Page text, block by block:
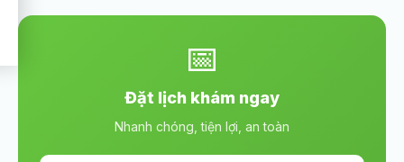
📅
Đặt lịch khám ngay
Nhanh chóng, tiện lợi, an toàn